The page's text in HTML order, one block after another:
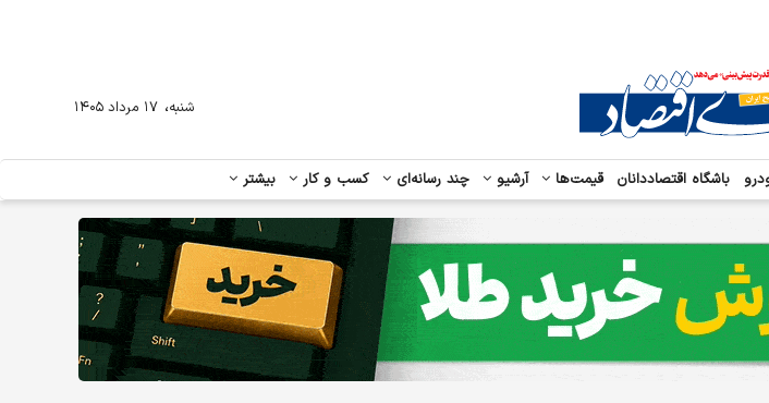
باشگاه اقتصاددانان قیمت‌ها آرشیو چند رسانه‌ای کسب و کار بیشتر
شنبه، ۱۷ مرداد ۱۴۰۵